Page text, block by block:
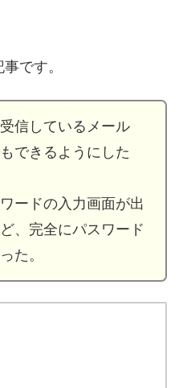
です。
信しているメール
できるようにした
ードの入力画面が出
、完全にパスワード
た。